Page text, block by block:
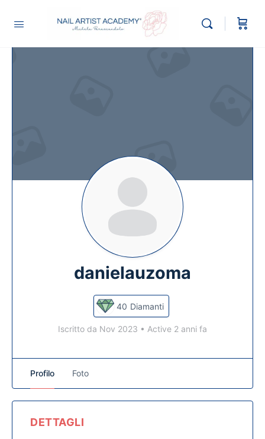
danielauzoma
40 Diamanti
Iscritto da Nov 2023 • Active 2 anni fa
Profilo Foto
DETTAGLI